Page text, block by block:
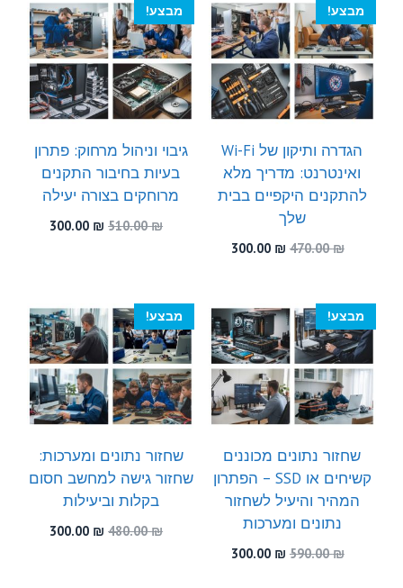
מבצע!
הגדרה ותיקון של Wi-Fi
ואינטרנט: מדריך מלא
להתקנים היקפיים בבית
שלך
470.00₪
המחיר
470.00 ₪.
300.00 ₪
300.00 ₪.
מבצע!
גיבוי וניהול מרחוק: פתרון
בעיות בחיבור התקנים
מרוחקים בצורה יעילה
510.00₪
המחיר
300.00 ₪
המחיר
מבצע!
שחזור נתונים מכוננים
קשיחים או SSD – הפתרון
המהיר והיעיל לשחזור
נתונים ומערכות
590.00₪
המחיר
300.00 ₪
מבצע!
שחזור נתונים ומערכות:
שחזור גישה למחשב חסום
בקלות וביעילות
480.00₪
המחיר
300.00 ₪
המחיר